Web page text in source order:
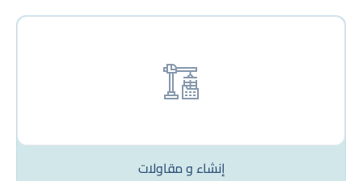
إنشاء و مقاولات